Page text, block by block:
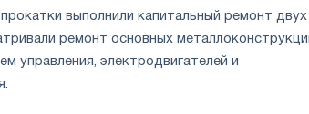
выполнили капитальный ремонт двух
ремонт основных
управления, электродвигателей и